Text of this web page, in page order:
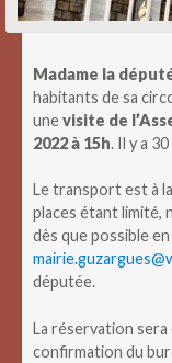
Madame la
habitants de sa
unevisite de
2022 à 15h. Il y a
Le transport est à
places étant limité,
dès que possible
députée.
La réservation sera
confirmation du